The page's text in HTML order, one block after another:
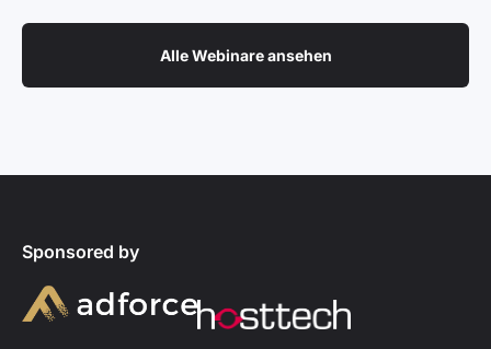
Alle Webinare ansehen
Sponsored by